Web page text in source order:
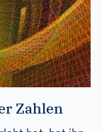
Zahlen